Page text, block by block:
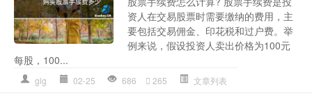
资人在交易股票时需要缴纳的费用，主
要包括交易佣金、印花税和过户费。举
例来说，假设投资人卖出价格为100元
每股，100...
glg 02-25 686 265 文章列表